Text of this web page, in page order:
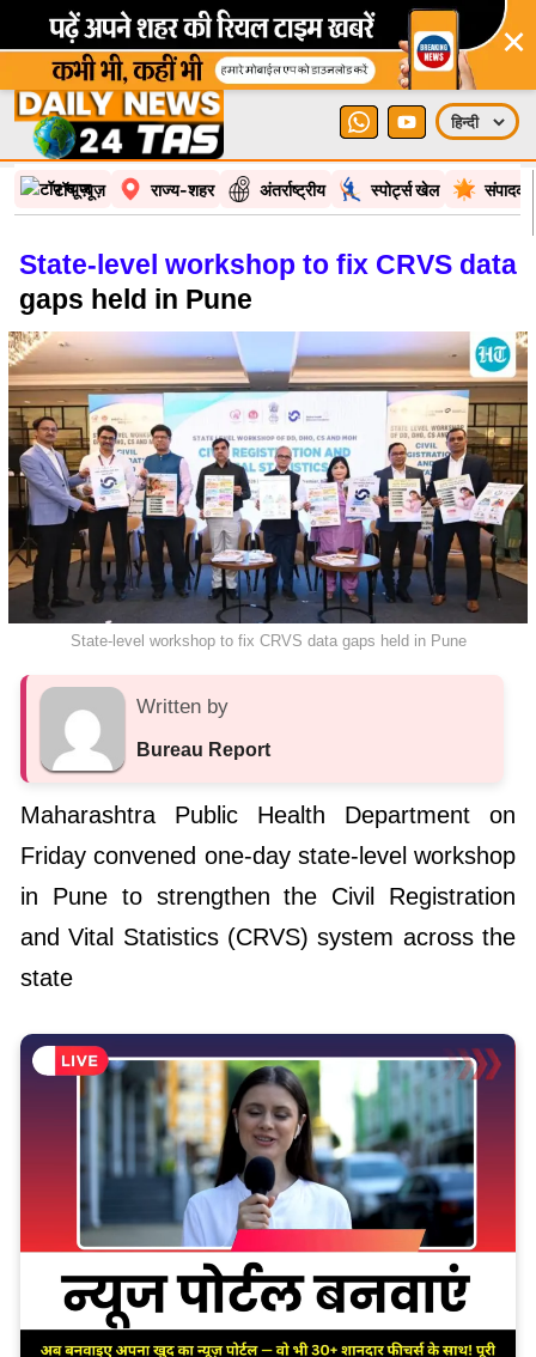
×
टॉप न्यूज़ राज्य-शहर अंतर्राष्ट्रीय स्पोर्ट्स खेल
State-level workshop to fix CRVS data
gaps held in Pune
State-level workshop to fix CRVS data gaps held in Pune
Written by
Bureau Report
Maharashtra Public Health Department on
Friday convened one-day state-level workshop
in Pune to strengthen the Civil Registration
and Vital Statistics (CRVS) system across the
state